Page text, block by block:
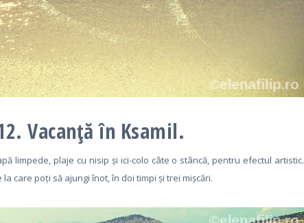
Vacanță în Ksamil.
limpede, plaje cu nisip și ici-colo câte o stâncă, pentru efectul artistic.
care poți să ajungi înot, în doi timpi și trei mișcări.